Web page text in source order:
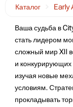
Каталог Early
Ваша судьба в
стать лидером
сложный мир XII
и конкурирующих
изучая новые
условиям.
прокладывать